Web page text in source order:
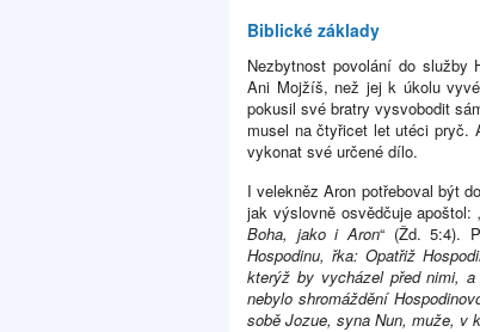
Biblické základy
Nezbytnost povolání do služby
Ani Mojžíš, než jej k úkolu
pokusil své bratry vysvobodit
musel na čtyřicet let utéci
vykonat své určené dílo.
I velekněz Aron potřeboval být
jak výslovně osvědčuje apoštol:
Boha, jako i Aron“ (Žd. 5:4).
Hospodinu, řka: Opatřiž
kterýž by vycházel před nimi,
nebylo shromáždění
sobě Jozue, syna Nun, muže, v